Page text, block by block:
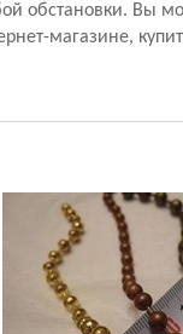
обстановки. Вы
магазине,